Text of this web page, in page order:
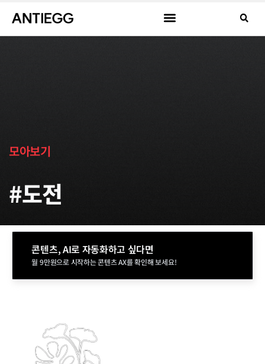
모아보기
#도전
콘텐츠, AI로 자동화하고 싶다면
월 9만원으로 시작하는 콘텐츠 AX를 확인해 보세요!